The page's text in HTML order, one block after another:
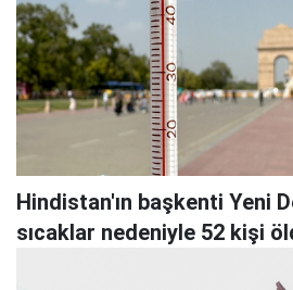
Hindistan'ın başkenti Yeni
sıcaklar nedeniyle 52 kişi